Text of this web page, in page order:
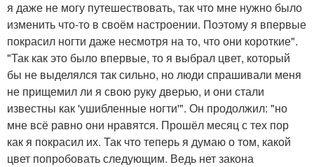
я даже не могу путешествовать, так что мне нужно было
изменить что-то в своём настроении. Поэтому я впервые
покрасил ногти даже несмотря на то, что они короткие".
"Так как это было впервые, то я выбрал цвет, который
бы не выделялся так сильно, но люди спрашивали меня
не прищемил ли я свою руку дверью, и они стали
известны как 'ушибленные ногти'". Он продолжил: "но
мне всё равно они нравятся. Прошёл месяц с тех пор
как я покрасил их. Так что теперь я думаю о том, какой
цвет попробовать следующим. Ведь нет закона